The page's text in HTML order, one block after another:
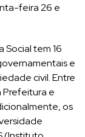
feira 26 e
Social tem 16
e
civil. Entre
Prefeitura e
os